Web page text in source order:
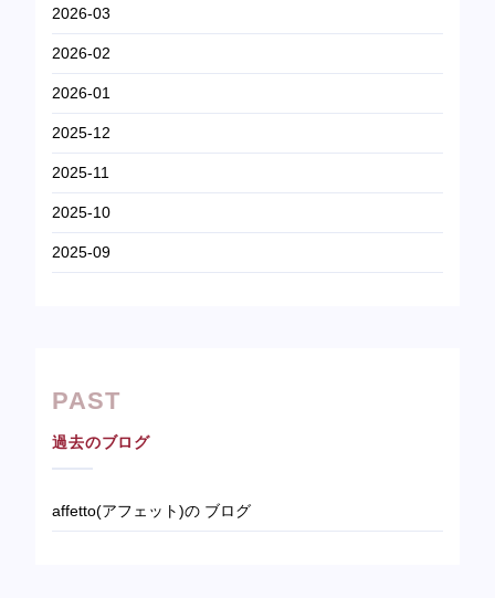
2026-03
2026-02
2026-01
2025-12
2025-11
2025-10
2025-09
PAST
過去のブログ
affetto(アフェット)の ブログ